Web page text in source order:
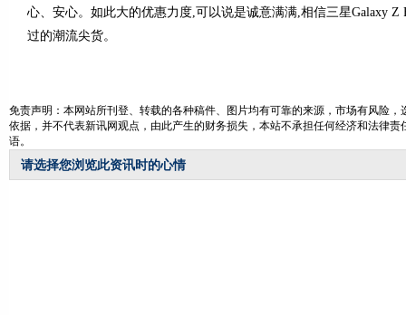
心、安心。如此大的优惠力度,可以说是诚意满满,相信三星Galaxy Z
过的潮流尖货。
免责声明：本网站所刊登、转载的各种稿件、图片均有可靠的来源，市场有风险
依据，并不代表新讯网观点，由此产生的财务损失，本站不承担任何经济和法律
语。
请选择您浏览此资讯时的心情